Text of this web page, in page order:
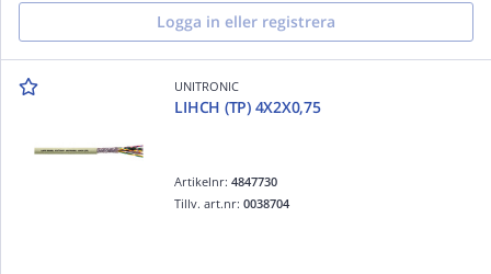
Logga in eller registrera
UNITRONIC
LIHCH (TP) 4X2X0,75
Artikelnr:4847730
Tillv. art.nr:0038704